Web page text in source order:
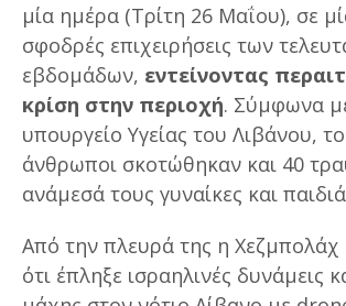
μία ημέρα (Τρίτη 26 Μαΐου), σε
σφοδρές επιχειρήσεις των
εβδομάδων, εντείνοντας
κρίση στην περιοχή. Σύμφωνα
υπουργείο Υγείας του Λιβάνου,
άνθρωποι σκοτώθηκαν και 40
ανάμεσά τους γυναίκες και
Από την πλευρά της η Χεζμπολάχ
ότι έπληξε ισραηλινές δυνάμεις